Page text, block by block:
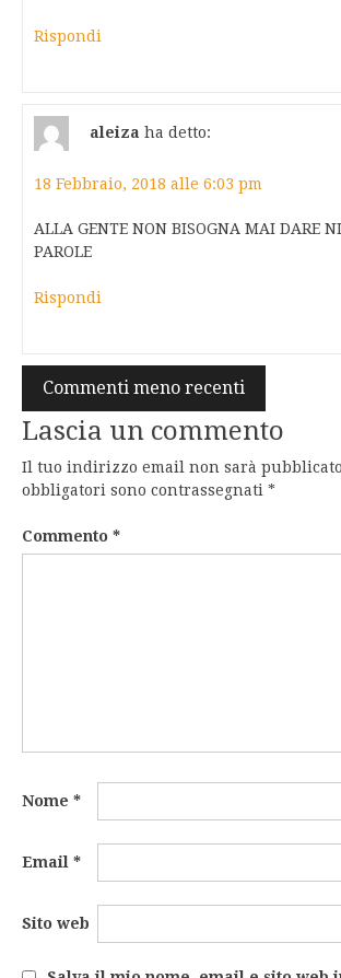
Rispondi
aleiza ha detto:
18 Febbraio, 2018 alle 6:03 pm
ALLA GENTE NON BISOGNA MAI DARE
PAROLE
Rispondi
Navigazione
commenti
Commenti meno recenti
Lascia un commento
Il tuo indirizzo email non sarà
obbligatori sono contrassegnati *
Commento *
Nome *
Email *
Sito web